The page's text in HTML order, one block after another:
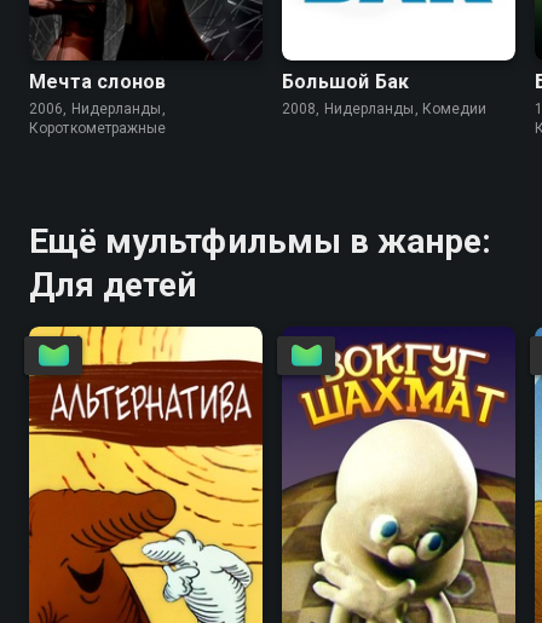
5.6 5.6
Мечта слонов
2006, Нидерланды,
Короткометражные
Большой Бак
2008, Нидерланды, Комедии
Ещё мультфильмы в жанре:
Для детей